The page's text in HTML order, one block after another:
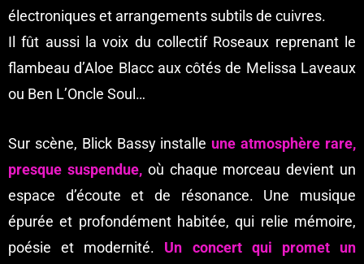
électroniques et arrangements subtils de cuivres.
Il fût aussi la voix du collectif Roseaux reprenant le
flambeau d’Aloe Blacc aux côtés de Melissa Laveaux
ou Ben L’Oncle Soul…
Sur scène, Blick Bassy installe une atmosphère rare,
presque suspendue,où chaque morceau devient un
espace d’écoute et de résonance. Une musique
épurée et profondément habitée, qui relie mémoire,
poésie et modernité. Un concert qui promet un